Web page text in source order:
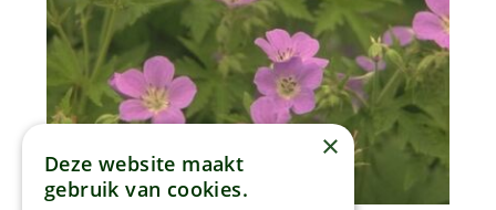
×
Deze website maakt
gebruik van cookies.